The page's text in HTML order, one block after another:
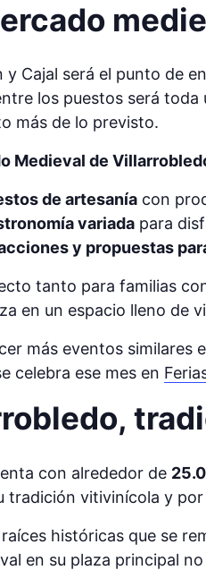
y Cajal será el punto de
los puestos será
más de lo previsto.
Medieval de
de artesanía con
variada para
y propuestas
tanto para familias
en un espacio lleno de
más eventos
celebra ese mes en
con alrededor de
tradición vitivinícola y
históricas que se
en su plaza principal